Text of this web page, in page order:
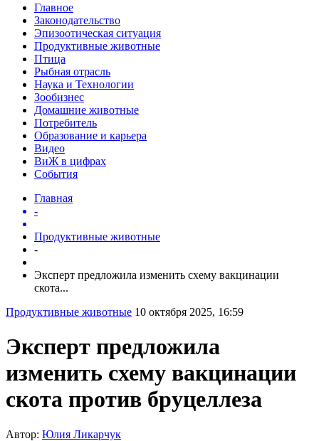
Главное
Законодательство
Эпизоотическая ситуация
Продуктивные животные
Птица
Рыбная отрасль
Наука и Технологии
Зообизнес
Домашние животные
Потребитель
Образование и карьера
Видео
ВиЖ в цифрах
События
Главная
-
Продуктивные животные
-
Эксперт предложила изменить схему вакцинации
скота...
Продуктивные животные 10 октября 2025, 16:59
Эксперт предложила
изменить схему вакцинации
скота против бруцеллеза
Автор: Юлия Ликарчук